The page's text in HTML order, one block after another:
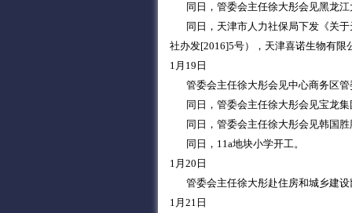
同日，管委会主任徐大彤会见黑龙江
同日，天津市人力社保局下发《关于
社办发[2016]5号），天津喜诺生物有限
1月19日
管委会主任徐大彤会见中心商务区管
同日，管委会主任徐大彤会见宝龙集
同日，管委会主任徐大彤会见韩国胜
同日，11a地块小学开工。
1月20日
管委会主任徐大彤赴住房和城乡建设
1月21日